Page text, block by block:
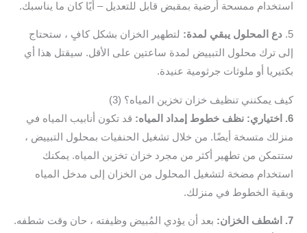
استخدام ممسحة أرضية بمقبض قابل للتعديل – أيًا كان ما يناسبك.
5. دع المحلول يبقي لمدة: لتطهير الخزان بشكل كافٍ ، ستحتاج
إلى ترك محلول التبييض لمدة ساعتين على الأقل. سيقتل هذا أي
بكتيريا أو ملوثات جرثومية عنيدة.
كيف يمكنني تنظيف خزان تخزين المياه؟ (3)
6. اختياري: نظف خطوط إمداد المياه:
قد تكون أنابيب المياه في
منزلك متسخة أيضًا. من خلال تشغيل الحنفيات بمحلول التبييض ،
ستتمكن من تطهير أكثر من مجرد خزان تخزين المياه. يمكنك
استخدام مضخة لتشغيل المحلول من الخزان إلى مدخل المياه
وبقية الخطوط في منزلك.
7. اشطف الخزان:
بعد أن يؤدي المُبيض وظيفته ، حان وقت شطفه.